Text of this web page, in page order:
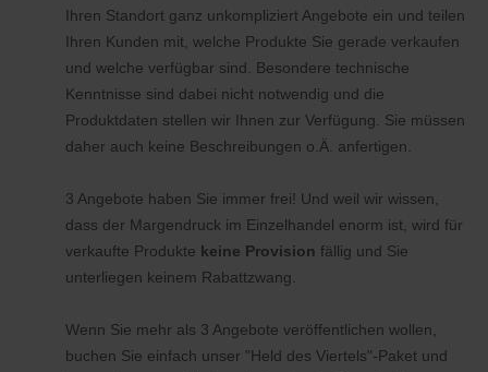
Ihren Standort ganz unkompliziert Angebote ein und teilen
Ihren Kunden mit, welche Produkte Sie gerade verkaufen
und welche verfügbar sind. Besondere technische
Kenntnisse sind dabei nicht notwendig und die
Produktdaten stellen wir Ihnen zur Verfügung. Sie müssen
daher auch keine Beschreibungen o.Ä. anfertigen.
3 Angebote haben Sie immer frei! Und weil wir wissen,
dass der Margendruck im Einzelhandel enorm ist, wird für
verkaufte Produkte keine Provision fällig und Sie
unterliegen keinem Rabattzwang.
Wenn Sie mehr als 3 Angebote veröffentlichen wollen,
buchen Sie einfach unser "Held des Viertels"-Paket und